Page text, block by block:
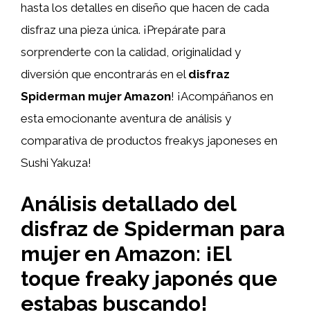
hasta los detalles en diseño que hacen de cada
disfraz una pieza única. ¡Prepárate para
sorprenderte con la calidad, originalidad y
diversión que encontrarás en el disfraz
Spiderman mujer Amazon! ¡Acompáñanos en
esta emocionante aventura de análisis y
comparativa de productos freakys japoneses en
Sushi Yakuza!
Análisis detallado del
disfraz de Spiderman para
mujer en Amazon: ¡El
toque freaky japonés que
estabas buscando!